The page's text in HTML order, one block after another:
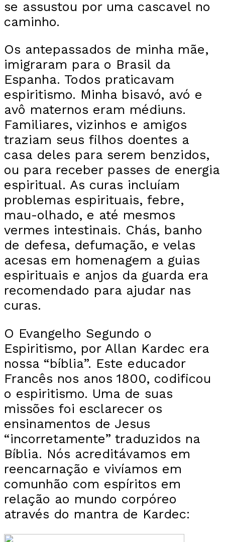
se assustou por uma cascavel no
caminho.
Os antepassados de minha mãe,
imigraram para o Brasil da
Espanha. Todos praticavam
espiritismo. Minha bisavó, avó e
avô maternos eram médiuns.
Familiares, vizinhos e amigos
traziam seus filhos doentes a
casa deles para serem benzidos,
ou para receber passes de energia
espiritual. As curas incluíam
problemas espirituais, febre,
mau-olhado, e até mesmos
vermes intestinais. Chás, banho
de defesa, defumação, e velas
acesas em homenagem a guias
espirituais e anjos da guarda era
recomendado para ajudar nas
curas.
O Evangelho Segundo o
Espiritismo, por Allan Kardec era
nossa “bíblia”. Este educador
Francês nos anos 1800, codificou
o espiritismo. Uma de suas
missões foi esclarecer os
ensinamentos de Jesus
“incorretamente” traduzidos na
Bíblia. Nós acreditávamos em
reencarnação e vivíamos em
comunhão com espíritos em
relação ao mundo corpóreo
através do mantra de Kardec: